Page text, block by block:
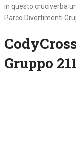
in questo cruciverba
Parco Divertimenti
Gruppo